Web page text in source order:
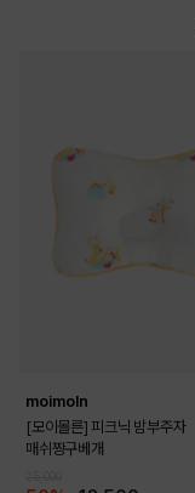
moimoln
[모이몰른] 피크닉 밤부주자
매쉬짱구베개